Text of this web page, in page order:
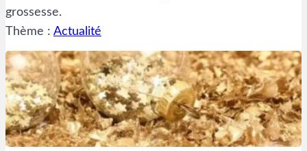
grossesse.
Thème : Actualité